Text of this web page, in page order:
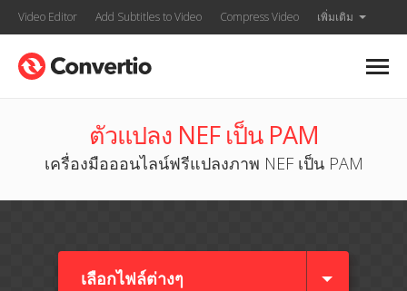
Video Editor Add Subtitles to Video Compress Video เพิ่มเติม
ตัวแปลง NEF เป็น PAM
เครื่องมือออนไลน์ฟรีแปลงภาพ NEF เป็น PAM
เลือกไฟล์ต่างๆ​